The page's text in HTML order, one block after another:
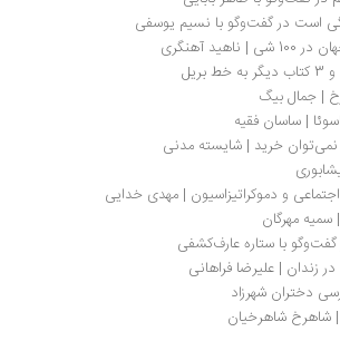
گفت‌وگو با نسیم یوسفی
بیگ
فقیه
خرید | شایسته مدنی
و دموکراتیزاسیون | مهدی خدایی
با ستاره عارف‌کشفی
| علیرضا فراهانی
شهرزاد
شاهرخیان